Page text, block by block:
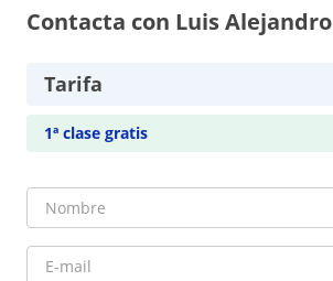
Contacta con Luis Alejandro
Tarifa
1ª clase gratis